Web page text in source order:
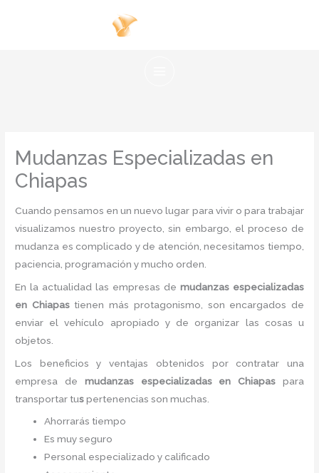
Mudanzas Especializadas en
Chiapas
Cuando pensamos en un nuevo lugar para vivir o para trabajar
visualizamos nuestro proyecto, sin embargo, el proceso de
mudanza es complicado y de atención, necesitamos tiempo,
paciencia, programación y mucho orden.
En la actualidad las empresas de mudanzas especializadas
en Chiapas tienen más protagonismo, son encargados de
enviar el vehículo apropiado y de organizar las cosas u
objetos.
Los beneficios y ventajas obtenidos por contratar una
empresa de mudanzas especializadasen Chiapas para
transportar tuspertenencias son muchas.
Ahorrarás tiempo
Es muy seguro
Personal especializado y calificado